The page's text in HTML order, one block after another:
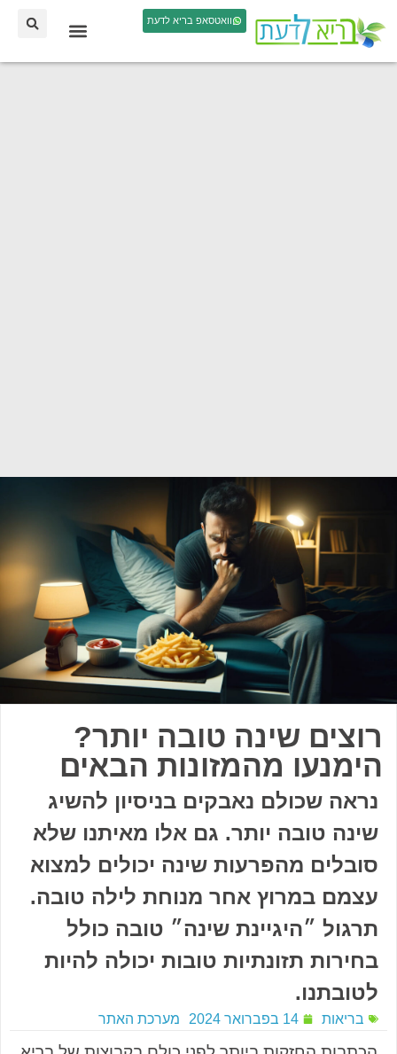
וואטסאפ בריא לדעת
רוצים שינה טובה יותר?
הימנעו מהמזונות הבאים
נראה שכולם נאבקים בניסיון להשיג
שינה טובה יותר. גם אלו מאיתנו שלא
סובלים מהפרעות שינה יכולים למצוא
עצמם במרוץ אחר מנוחת לילה טובה.
תרגול ״היגיינת שינה״ טובה כולל
בחירות תזונתיות טובות יכולה להיות
לטובתנו.
בריאות 14 בפברואר 2024 מערכת האתר